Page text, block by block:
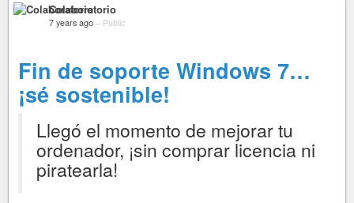
Colaboratorio
7 years ago – Public
Fin de soporte Windows 7…
¡sé sostenible!
Llegó el momento de mejorar tu
ordenador, ¡sin comprar licencia ni
piratearla!